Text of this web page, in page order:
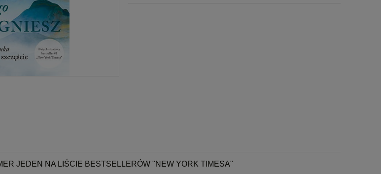
JEDEN NA LIŚCIE BESTSELLERÓW "NEW YORK TIMESA"